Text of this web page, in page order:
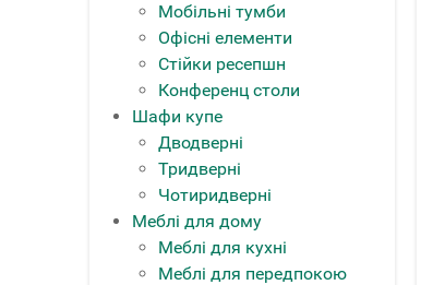
Мобільні тумби
Офісні елементи
Стійки ресепшн
Конференц столи
Шафи купе
Дводверні
Тридверні
Чотиридверні
Меблі для дому
Меблі для кухні
Меблі для передпокою